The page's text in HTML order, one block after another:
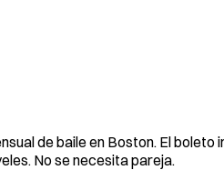
de baile en Boston. El
No se necesita pareja.